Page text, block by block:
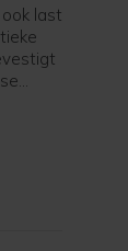
ook last